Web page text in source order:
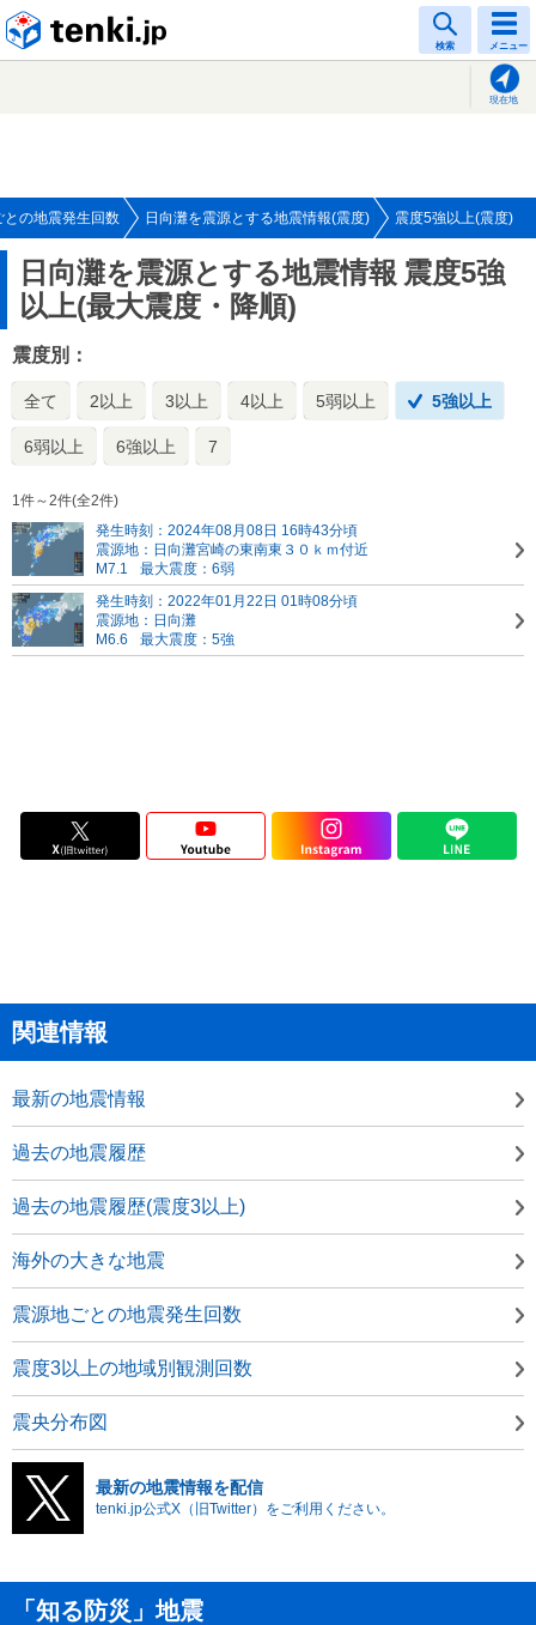
検索 メニュー
現在地
との地震発生回数 日向灘を震源とする地震情報(震度) 震度5強以上(震度)
日向灘を震源とする地震情報 震度5強
以上(最大震度・降順)
震度別：
全て 2以上 3以上 4以上 5弱以上 5強以上
6弱以上 6強以上 7
1件～2件(全2件)
発生時刻：2024年08月08日 16時43分頃
震源地：日向灘宮崎の東南東３０ｋｍ付近
M7.1
最大震度：6弱
発生時刻：2022年01月22日 01時08分頃
震源地：日向灘
M6.6
最大震度：5強
関連情報
最新の地震情報
過去の地震履歴
過去の地震履歴(震度3以上)
海外の大きな地震
震源地ごとの地震発生回数
震度3以上の地域別観測回数
震央分布図
最新の地震情報を配信
tenki.jp公式X（旧Twitter）をご利用ください。
「知る防災」地震